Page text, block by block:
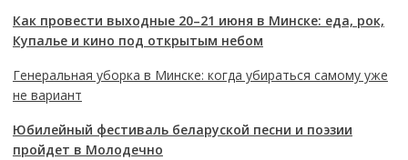
Как провести выходные 20–21 июня в Минске: еда, рок,
Купалье и кино под открытым небом
Генеральная уборка в Минске: когда убираться самому уже
не вариант
Юбилейный фестиваль беларуской песни и поэзии
пройдет в Молодечно